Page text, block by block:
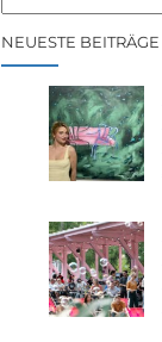
u
c
h
NEUESTE BEITRÄGE